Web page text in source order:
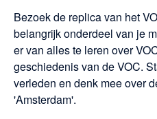
Bezoek de replica van het
belangrijk onderdeel van je
er van alles te leren over
geschiedenis van de VOC.
verleden en denk mee over
'Amsterdam'.